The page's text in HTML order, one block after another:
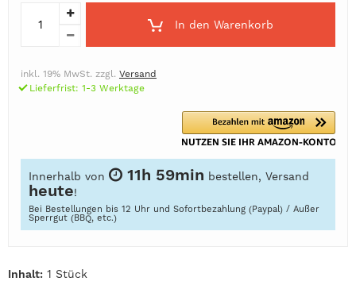
Inhalt: 1 Stück
In den Warenkorb
inkl. 19% MwSt. zzgl. Versand
Lieferfrist: 1-3 Werktage
Innerhalb von 11h 59min bestellen, Versand
heute!
Bei Bestellungen bis 12 Uhr und Sofortbezahlung (Paypal) / Außer
Sperrgut (BBQ, etc.)